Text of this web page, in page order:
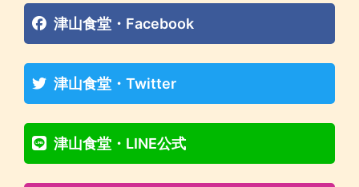
津山食堂・Facebook
津山食堂・Twitter
津山食堂・LINE公式